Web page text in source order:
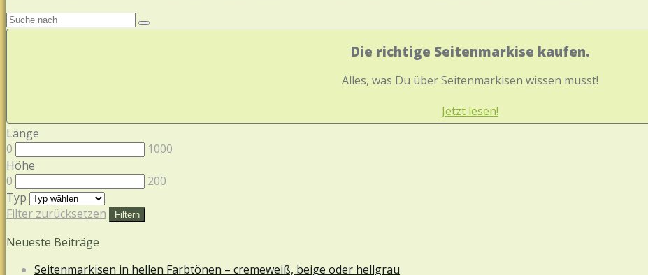
Die richtige Seitenmarkise kaufen.
Alles, was Du über Seitenmarkisen wissen musst!
Jetzt lesen!
Länge
0
1000
Höhe
0
200
Typ
Filter zurücksetzen
Filtern
Neueste Beiträge
Seitenmarkisen in hellen Farbtönen – cremeweiß, beige oder hellgrau